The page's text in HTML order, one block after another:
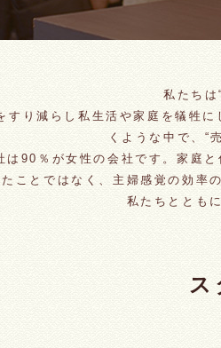
私たちは
すり減らし私生活や家庭を犠牲
くような中で、“
は90％が女性の会社です。家庭
ことではなく、主婦感覚の効率
私たちととも
ス